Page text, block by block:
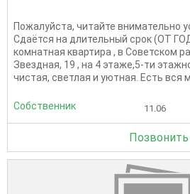
Пожалуйста, читайте внимательно
Сдаётся на длительный срок (ОТ
комнатная квартира , в Советском
Звездная, 19 , на 4 этаже,5-ти
чистая, светлая и уютная. Есть вся
Собственник 11.06
Позвонить